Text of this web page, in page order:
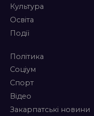
Культура
Освіта
Події
Політика
Соціум
Спорт
Відео
Закарпатські новини